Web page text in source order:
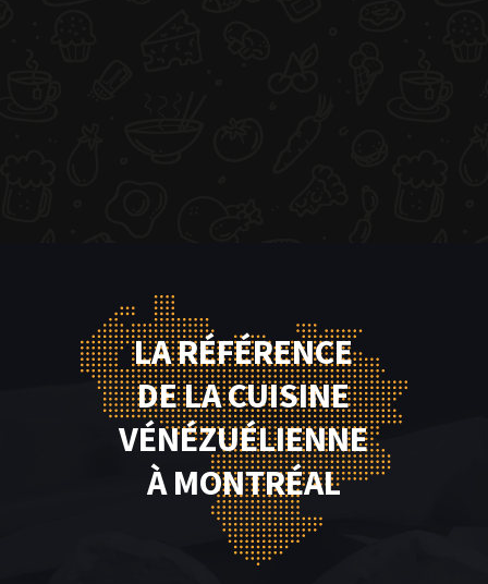
LA RÉFÉRENCE
DE LA CUISINE
VÉNÉZUÉLIENNE
À MONTRÉAL